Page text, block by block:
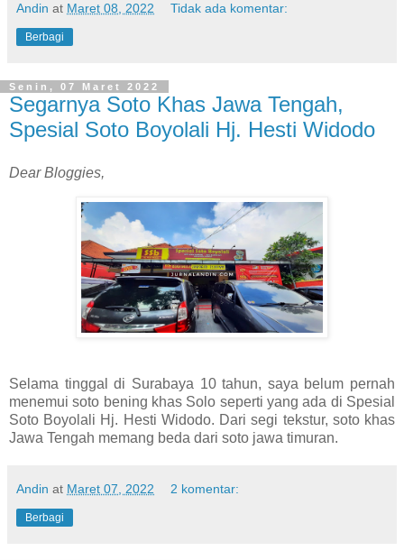
Andin at Maret 08, 2022 Tidak ada komentar:
Berbagi
Senin, 07 Maret 2022
Segarnya Soto Khas Jawa Tengah,
Spesial Soto Boyolali Hj. Hesti Widodo
Dear Bloggies,
Selama tinggal di Surabaya 10 tahun, saya belum pernah
menemui soto bening khas Solo seperti yang ada di Spesial
Soto Boyolali Hj. Hesti Widodo. Dari segi tekstur, soto khas
Jawa Tengah memang beda dari soto jawa timuran.
Andin at Maret 07, 2022 2 komentar:
Berbagi